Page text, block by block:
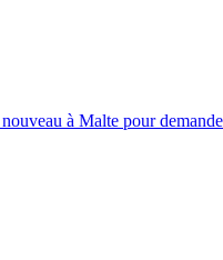
à Malte pour